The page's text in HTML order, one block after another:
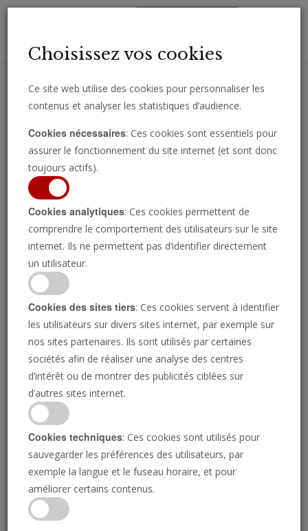
importantes directement par e-mail.
GETTY IMAGES
Se détourner de ses
mauvaises voies
Choisissez vos cookies
Ce site web utilise des cookies pour personnaliser les
contenus et analyser les statistiques d’audience.
Cookies nécessaires: Ces cookies sont essentiels pour
assurer le fonctionnement du site internet (et sont donc
toujours actifs).
Cookies analytiques: Ces cookies permettent de
comprendre le comportement des utilisateurs sur le site
internet. Ils ne permettent pas d’identifier directement
un utilisateur.
Cookies des sites tiers: Ces cookies servent à identifier
les utilisateurs sur divers sites internet, par exemple sur
nos sites partenaires. Ils sont utilisés par certaines
sociétés afin de réaliser une analyse des centres
d’intérêt ou de montrer des publicités ciblées sur
d’autres sites internet.
Cookies techniques: Ces cookies sont utilisés pour
sauvegarder les préférences des utilisateurs, par
exemple la langue et le fuseau horaire, et pour
améliorer certains contenus.